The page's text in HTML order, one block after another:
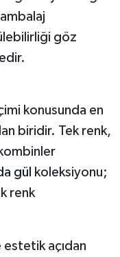
göz
konusunda en
biridir. Tek renk,
gül
koleksiyonu;
renk
açıdan